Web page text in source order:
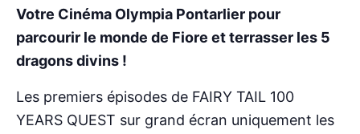
Votre Cinéma Olympia Pontarlier pour
parcourir le monde de Fiore et terrasser les 5
dragons divins !
Les premiers épisodes de FAIRY TAIL 100
YEARS QUEST sur grand écran uniquement les